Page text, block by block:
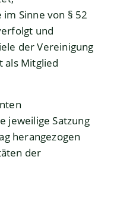
Sinne von § 52
und
der Vereinigung
als Mitglied
jeweilige Satzung
herangezogen
der